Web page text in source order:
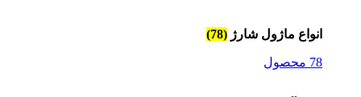
انواع ماژول شارژ (78)
78 محصول